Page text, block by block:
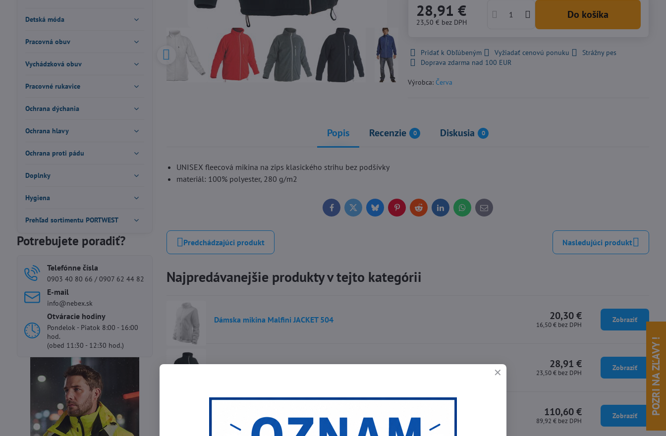
28,91 €
23,50 € bez DPH
Do košíka
Pridať k Obľúbeným Vyžiadať cenovú ponuku
Strážny pes
Doprava zdarma nad 100 EUR
Výrobca: Červa
Popis Recenzie 0 Diskusia 0
UNISEX fleecová mikina na zips klasického strihu bez podšívky
materiál: 100% polyester, 280 g/m2
FacebookTwitterBlueskyPinterestRedditLinkedInWhatsApp
E-
mail
Predchádzajúci produkt Nasledujúci produkt
Najpredávanejšie produkty v tejto kategórii
Dámska mikina Malfini JACKET 504 20,30 €
16,50 € bez DPH
Zobraziť
28,91 €
23,50 € bez DPH
Zobraziť
Mikina Blakläder 4930 110,60 €
89,92 € bez DPH
Zobraziť
Detská móda
Pracovná obuv
Vychádzková obuv
Pracovné rukavice
Ochrana dýchania
Ochrana hlavy
Ochrana proti pádu
Doplnky
Hygiena
Prehľad sortimentu PORTWEST
Potrebujete poradiť?
Telefónne čísla
0903 40 80 66 / 0907 62 44 82
E-mail
info@nebex.sk
Otváracie hodiny
Pondelok - Piatok 8:00 - 16:00
hod.
(obed 11:30 - 12:30 hod.)
POZRI NA ZĽAVY !